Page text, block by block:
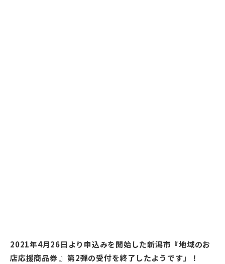
2021年4月26日より申込みを開始した新潟市『地域のお
店応援商品券 』第2弾の受付を終了したようです」！